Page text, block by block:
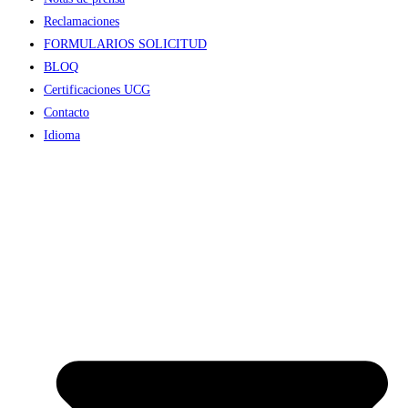
Reclamaciones
FORMULARIOS SOLICITUD
BLOQ
Certificaciones UCG
Contacto
Idioma